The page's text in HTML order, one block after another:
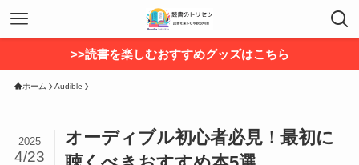
>>読書を楽しむおすすめグッズはこちら
ホーム Audible
オーディブル初心者必見！最初に
2025
4/23